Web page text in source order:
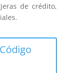
de crédito,